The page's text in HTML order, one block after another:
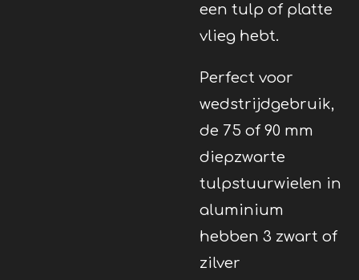
een tulp of platte
vlieg hebt.
Perfect voor
wedstrijdgebruik,
de 75 of 90 mm
diepzwarte
tulpstuurwielen in
aluminium
hebben 3 zwart of
zilver